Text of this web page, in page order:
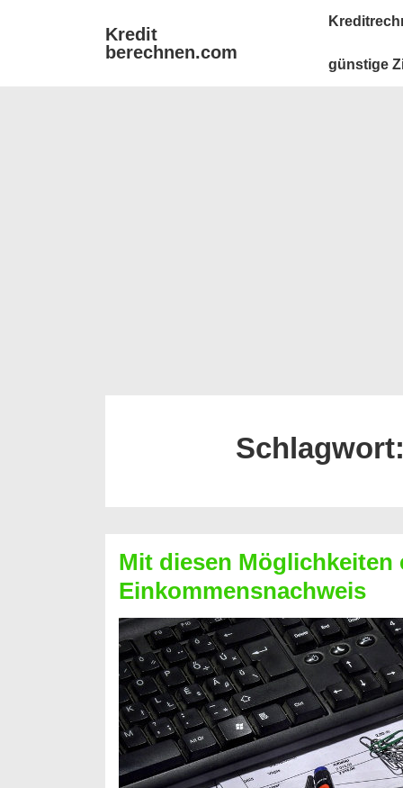
Kredit
berechnen.com
Main
günstige
Schlagwort:
Mit diesen Möglichkeiten
Einkommensnachweis